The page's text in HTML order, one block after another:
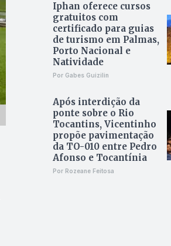
Iphan oferece cursos
gratuitos com
certificado para guias
de turismo em Palmas,
Porto Nacional e
Natividade
Por Gabes Guizilin
Após interdição da
ponte sobre o Rio
Tocantins, Vicentinho
propõe pavimentação
da TO-010 entre Pedro
Afonso e Tocantínia
Por Rozeane Feitosa